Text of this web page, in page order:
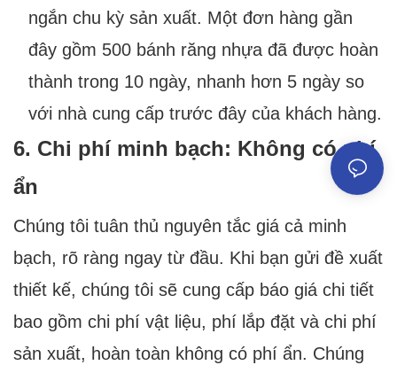
ngắn chu kỳ sản xuất. Một đơn hàng gần
đây gồm 500 bánh răng nhựa đã được hoàn
thành trong 10 ngày, nhanh hơn 5 ngày so
với nhà cung cấp trước đây của khách hàng.
6. Chi phí minh bạch: Không có phí
ẩn
Chúng tôi tuân thủ nguyên tắc giá cả minh
bạch, rõ ràng ngay từ đầu. Khi bạn gửi đề xuất
thiết kế, chúng tôi sẽ cung cấp báo giá chi tiết
bao gồm chi phí vật liệu, phí lắp đặt và chi phí
sản xuất, hoàn toàn không có phí ẩn. Chúng